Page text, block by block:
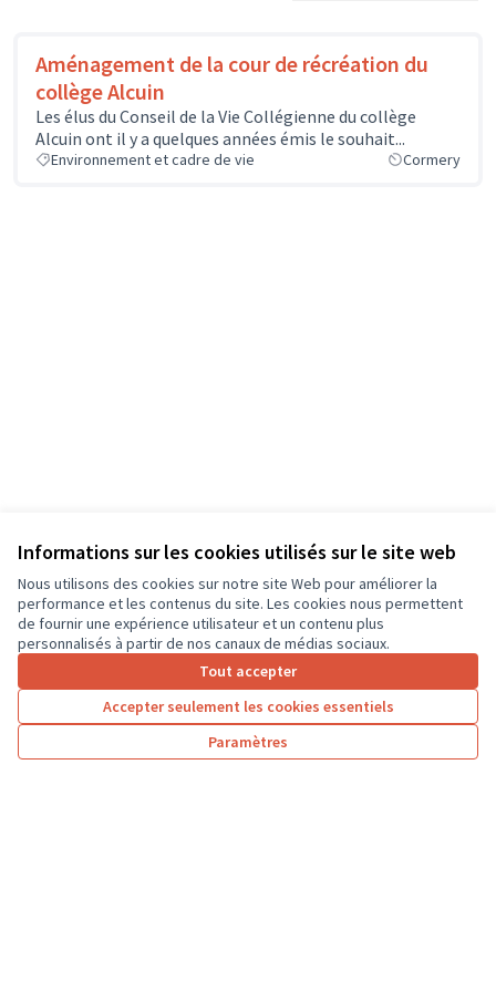
Informations sur les cookies utilisés sur le site web
Nous utilisons des cookies sur notre site Web pour améliorer la
performance et les contenus du site. Les cookies nous permettent
de fournir une expérience utilisateur et un contenu plus
personnalisés à partir de nos canaux de médias sociaux.
Tout accepter
Accepter seulement les cookies essentiels
Paramètres
Aménagement de la cour de récréation du
collège Alcuin
Les élus du Conseil de la Vie Collégienne du collège
Alcuin ont il y a quelques années émis le souhait...
Environnement et cadre de vie Cormery